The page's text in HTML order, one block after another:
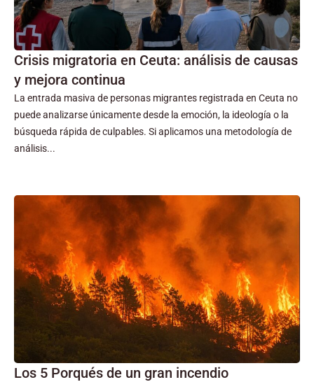
Crisis migratoria en Ceuta: análisis de causas
y mejora continua
La entrada masiva de personas migrantes registrada en Ceuta no
puede analizarse únicamente desde la emoción, la ideología o la
búsqueda rápida de culpables. Si aplicamos una metodología de
análisis...
Los 5 Porqués de un gran incendio